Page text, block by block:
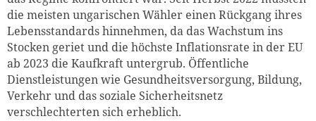
die meisten ungarischen Wähler einen Rückgang ihres
Lebensstandards hinnehmen, da das Wachstum ins
Stocken geriet und die höchste Inflationsrate in der EU
ab 2023 die Kaufkraft untergrub. Öffentliche
Dienstleistungen wie Gesundheitsversorgung, Bildung,
Verkehr und das soziale Sicherheitsnetz
verschlechterten sich erheblich.